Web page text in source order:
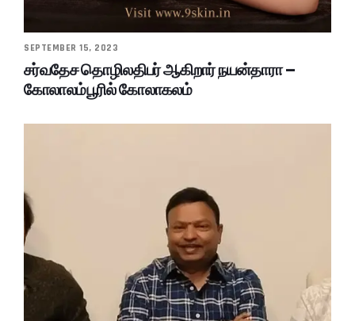
SEPTEMBER 15, 2023
சர்வதேச தொழிலதிபர் ஆகிறார் நயன்தாரா –
கோலாலம்பூரில் கோலாகலம்